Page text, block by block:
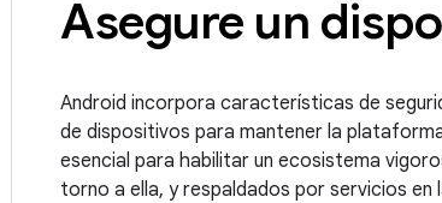
Asegure un
Android incorpora características de
de dispositivos para mantener la
esencial para habilitar un ecosistema
torno a ella, y respaldados por servicios